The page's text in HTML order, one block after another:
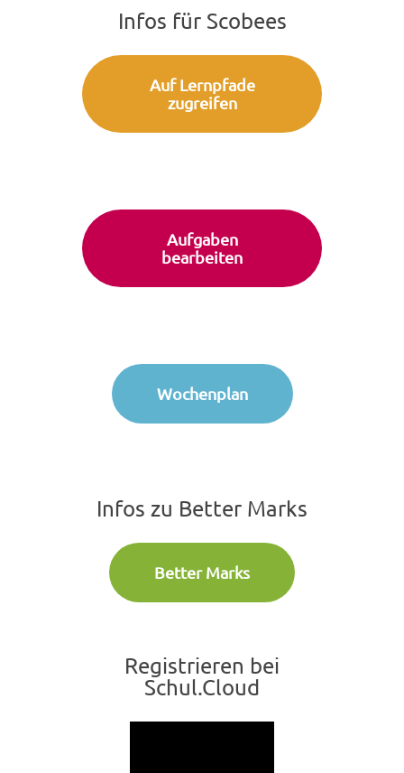
Infos für Scobees
Auf Lernpfade
zugreifen
Aufgaben
bearbeiten
Wochenplan
Infos zu Better Marks
Better Marks
Registrieren bei
Schul.Cloud